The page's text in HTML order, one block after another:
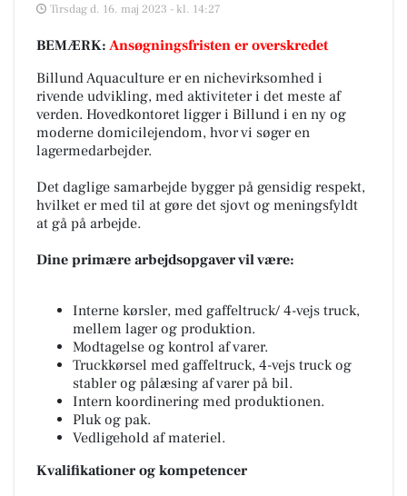
Tirsdag d. 16. maj 2023 - kl. 14:27
BEMÆRK: Ansøgningsfristen er overskredet
Billund Aquaculture er en nichevirksomhed i
rivende udvikling, med aktiviteter i det meste af
verden. Hovedkontoret ligger i Billund i en ny og
moderne domicilejendom, hvor vi søger en
lagermedarbejder.
Det daglige samarbejde bygger på gensidig respekt,
hvilket er med til at gøre det sjovt og meningsfyldt
at gå på arbejde.
Dine primære arbejdsopgaver vil være:
Interne kørsler, med gaffeltruck/ 4-vejs truck,
mellem lager og produktion.
Modtagelse og kontrol af varer.
Truckkørsel med gaffeltruck, 4-vejs truck og
stabler og pålæsing af varer på bil.
Intern koordinering med produktionen.
Pluk og pak.
Vedligehold af materiel.
Kvalifikationer og kompetencer